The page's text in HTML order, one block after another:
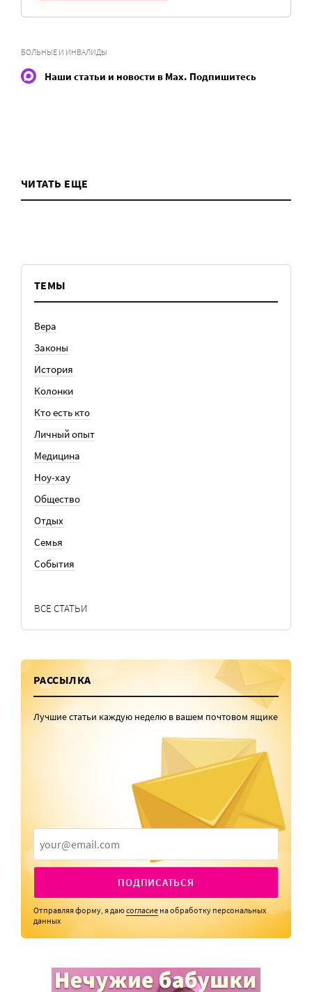
БОЛЬНЫЕ И ИНВАЛИДЫ
Наши статьи и новости в Max. Подпишитесь
ЧИТАТЬ ЕЩЕ
ТЕМЫ
Вера
Законы
История
Колонки
Кто есть кто
Личный опыт
Медицина
Ноу-хау
Общество
Отдых
Семья
События
ВСЕ СТАТЬИ
РАССЫЛКА
Лучшие статьи каждую неделю в вашем почтовом ящике
ПОДПИСАТЬСЯ
Отправляя форму, я даюсогласие на обработку персональных
данных